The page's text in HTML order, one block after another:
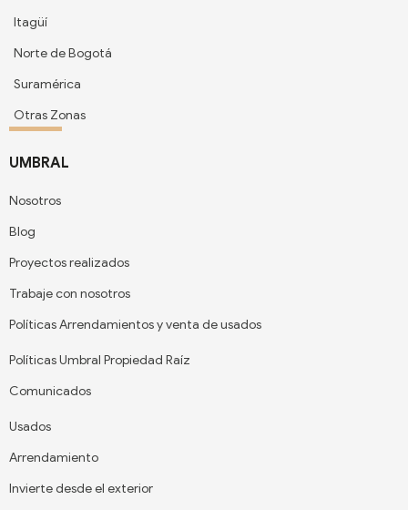
Itagüí
Norte de Bogotá
Suramérica
Otras Zonas
UMBRAL
Nosotros
Blog
Proyectos realizados
Trabaje con nosotros
Políticas Arrendamientos y venta de usados
Políticas Umbral Propiedad Raíz
Comunicados
Usados
Arrendamiento
Invierte desde el exterior